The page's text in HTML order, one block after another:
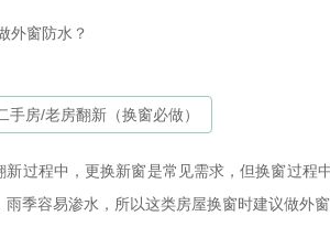
外窗防水？
手房/老房翻新（换窗必做）
新过程中，更换新窗是常见需求，但换窗过
雨季容易渗水，所以这类房屋换窗时建议做外